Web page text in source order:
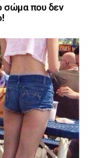
σώμα που δεν